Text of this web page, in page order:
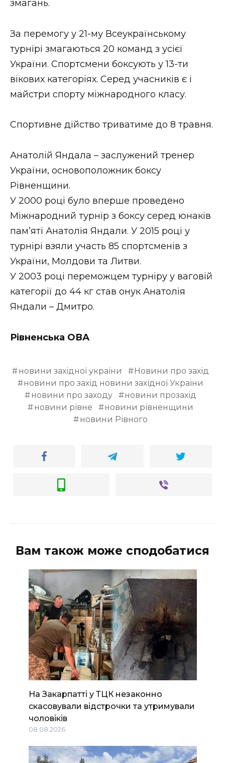
змагань.
За перемогу у 21-му Всеукраїнському
турнірі змагаються 20 команд з усієї
України. Спортсмени боксують у 13-ти
вікових категоріях. Серед учасників є і
майстри спорту міжнародного класу.
Спортивне дійство триватиме до 8 травня.
Анатолій Яндала – заслужений тренер
України, основоположник боксу
Рівненщини.
У 2000 році було вперше проведено
Міжнародний турнір з боксу серед юнаків
пам’яті Анатолія Яндали. У 2015 році у
турнірі взяли участь 85 спортсменів з
України, Молдови та Литви.
У 2003 році переможцем турніру у ваговій
категорії до 44 кг став онук Анатолія
Яндали – Дмитро.
Рівненська ОВА
новини західної україни
Новини про захід
новини про захід новини західної України
новини про заходу
новини прозахід
новини рівне
новини рівненщини
новини Рівного
Вам також може сподобатися
На Закарпатті у ТЦК незаконно
скасовували відстрочки та утримували
чоловіків
08.08.2026